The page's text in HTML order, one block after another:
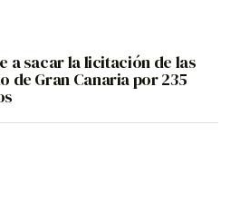
a sacar la licitación de las
de Gran Canaria por 235